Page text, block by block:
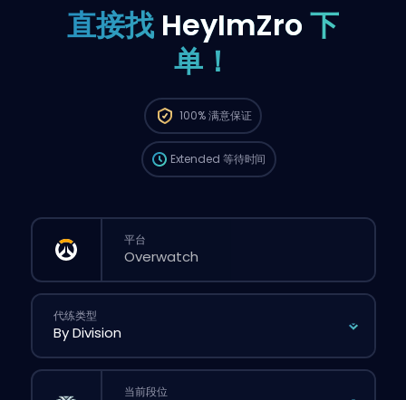
直接找 HeyImZro 下
单！
100%满意保证
这个订单会自动分配给这位 booster，所以等的
时间可能会比你在网站上正常下单还要久一点。
Extended 等待时间
平台
代练类型
当前段位